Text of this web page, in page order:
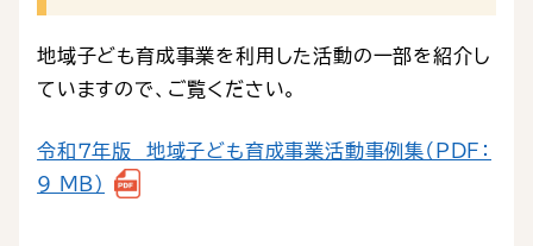
地域子ども育成事業を利用した活動の一部を紹介し
ていますので、ご覧ください。
令和７年版 地域子ども育成事業活動事例集（PDF：
9 MB）